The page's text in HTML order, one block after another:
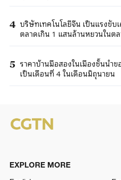
4 บริษัทเทคโนโลยีจีน เป็นแรงขั
ตลาดเกิน 1 แสนล้านหยวนในต
5 ราคาบ้านมือสองในเมืองชั้นนำ
เป็นเดือนที่ 4 ในเดือนมิถุนายน
EXPLORE MORE